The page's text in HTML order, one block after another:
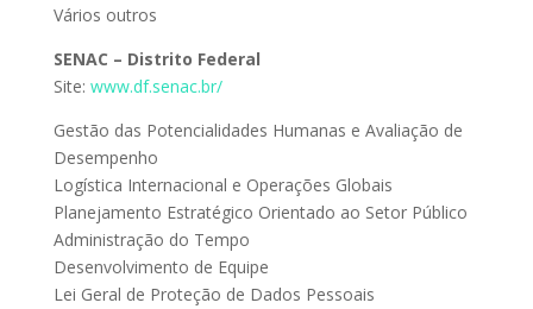
Vários outros
SENAC – Distrito Federal
Site: www.df.senac.br/
Gestão das Potencialidades Humanas e Avaliação de
Desempenho
Logística Internacional e Operações Globais
Planejamento Estratégico Orientado ao Setor Público
Administração do Tempo
Desenvolvimento de Equipe
Lei Geral de Proteção de Dados Pessoais